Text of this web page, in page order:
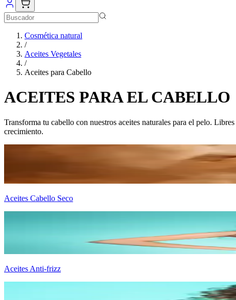
Cosmética natural
/
Aceites Vegetales
/
Aceites para Cabello
ACEITES PARA EL CABELLO
Transforma tu cabello con nuestros aceites naturales para el pelo.
crecimiento.
Aceites Cabello Seco
Aceites Anti-frizz